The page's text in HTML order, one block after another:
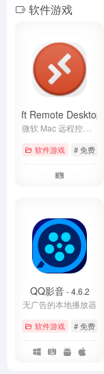
软件游戏
Remote Desktop
软件游戏 # 免费
QQ影音- 4.6.2
无广告的本地播放器
软件游戏 # 免费